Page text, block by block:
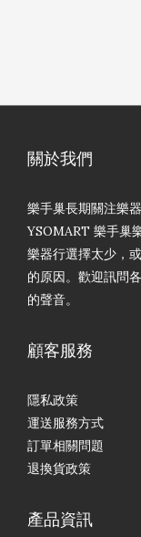
關於我們
樂手巢長期關注樂
YSOMART 樂手巢
樂器行選擇太少，
的原因。歡迎訊問
的聲音。
顧客服務
隱私政策
運送服務方式
訂單相關問題
退換貨政策
產品資訊